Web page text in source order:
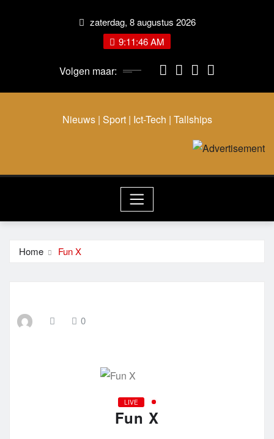
zaterdag, 8 augustus 2026
9:11:47 AM
Volgen maar:
Nieuws | Sport | Ict-Tech | Tallships
Home Fun X
0
LIVE
Fun X